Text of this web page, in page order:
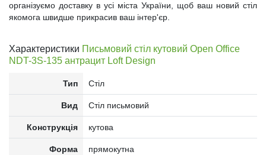
організуємо доставку в усі міста України, щоб ваш новий стіл
якомога швидше прикрасив ваш інтер'єр.
Характеристики Письмовий стіл кутовий Open Office
NDT-3S-135 антрацит Loft Design
Тип Стіл
Вид Стіл письмовий
Конструкція кутова
Форма прямокутна